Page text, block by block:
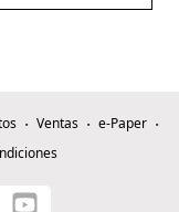
Ventas
e-Paper